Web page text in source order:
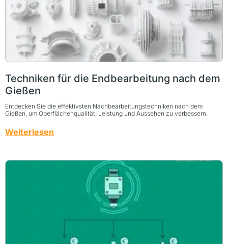
Techniken für die Endbearbeitung nach dem
Gießen
Entdecken Sie die effektivsten Nachbearbeitungstechniken nach dem
Gießen, um Oberflächenqualität, Leistung und Aussehen zu verbessern.
Weiterlesen